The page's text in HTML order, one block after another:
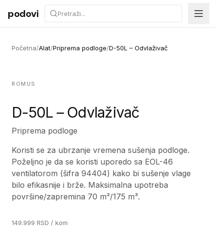
Preskoči na sadržaj
podovi
Početna/Alat/Priprema podloge/D-50L – Odvlaživač
ROMUS
D-50L – Odvlaživač
Priprema podloge
Koristi se za ubrzanje vremena sušenja podloge.
Poželjno je da se koristi uporedo sa EOL-46
ventilatorom (šifra 94404) kako bi sušenje vlage
bilo efikasnije i brže. Maksimalna upotreba
površine/zapremina 70 m²/175 m³.
149.999 RSD / kom